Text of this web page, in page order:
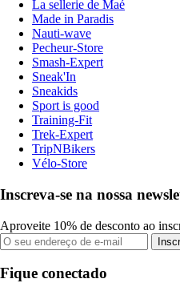
La sellerie de Maé
Made in Paradis
Nauti-wave
Pecheur-Store
Smash-Expert
Sneak'In
Sneakids
Sport is good
Training-Fit
Trek-Expert
TripNBikers
Vélo-Store
Inscreva-se na nossa
Aproveite 10% de desconto ao
Fique conectado